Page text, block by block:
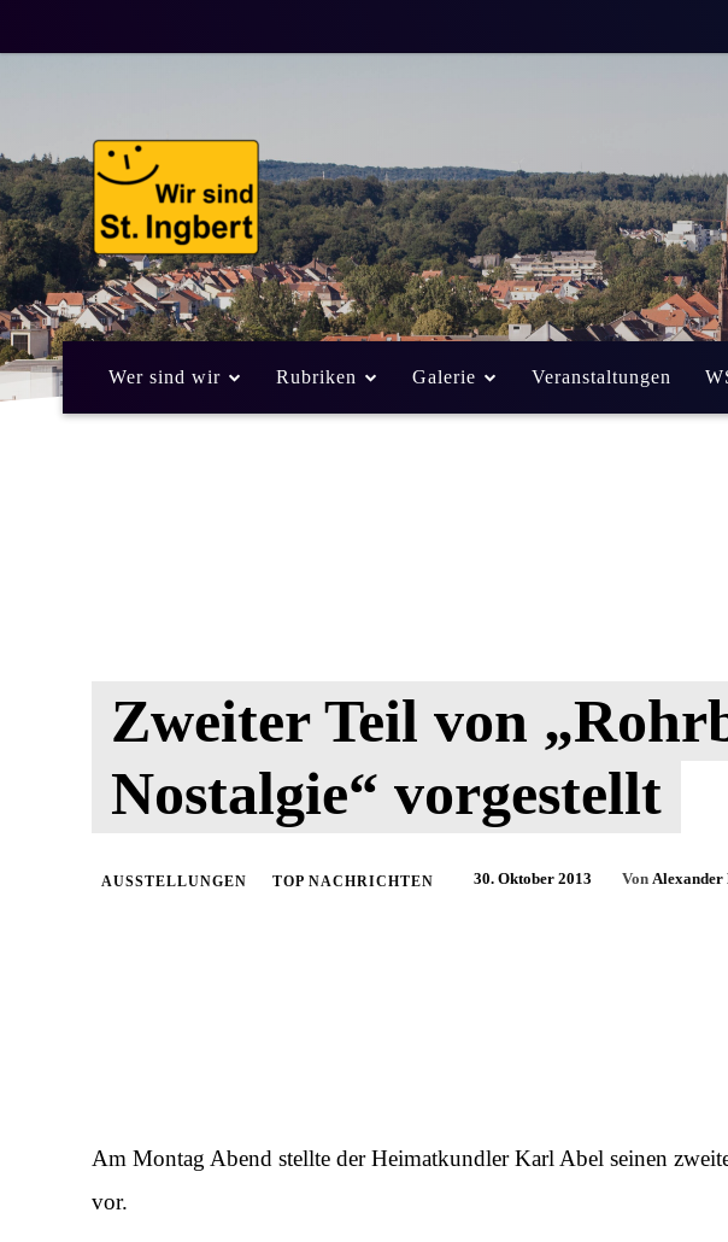
Wer sind wir Rubriken Galerie Veranstaltungen
Zweiter Teil von
Nostalgie“ vorgestellt
AUSSTELLUNGEN TOP NACHRICHTEN 30. Oktober 2013 Von Alexander
Am Montag Abend stellte der Heimatkundler Karl Abel seinen
vor.